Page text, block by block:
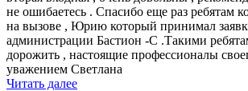
не ошибаетесь . Спасибо еще раз ребятам
на вызове , Юрию который принимал
администрации Бастион -С .Такими
дорожить , настоящие профессионалы
уважением Светлана
Читать далее